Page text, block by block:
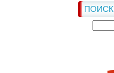
ПОИСК